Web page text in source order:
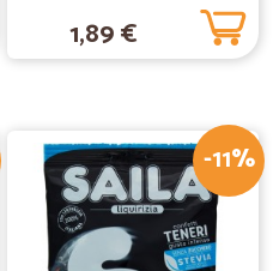
15/01/2019
21/12/2018
1,89 €
-11%